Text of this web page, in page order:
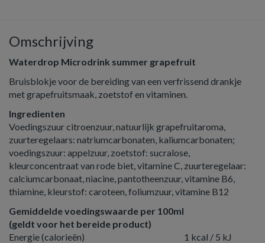
Omschrijving
Waterdrop Microdrink summer grapefruit
Bruisblokje voor de bereiding van een verfrissend drankje
met grapefruitsmaak, zoetstof en vitaminen.
Ingredienten
Voedingszuur citroenzuur, natuurlijk grapefruitaroma,
zuurteregelaars: natriumcarbonaten, kaliumcarbonaten;
voedingszuur: appelzuur, zoetstof: sucralose,
kleurconcentraat van rode biet, vitamine C, zuurteregelaar:
calciumcarbonaat, niacine, pantotheenzuur, vitamine B6,
thiamine, kleurstof: caroteen, foliumzuur, vitamine B12
Gemiddelde voedingswaarde per 100ml
(geldt voor het bereide product)
Energie (calorieën)
1 kcal / 5 kJ